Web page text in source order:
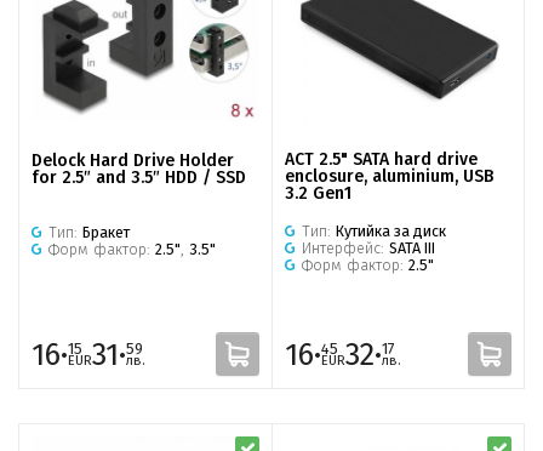
Delock Hard Drive Holder
for 2.5″ and 3.5″ HDD / SSD
Тип: Бракет
Форм фактор: 2.5", 3.5"
16·15
EUR31·59
лв.
ACT 2.5" SATA hard drive
enclosure, aluminium, USB
3.2 Gen1
Тип: Кутийка за диск
Интерфейс: SATA III
Форм фактор: 2.5"
16·45
EUR32·17
лв.